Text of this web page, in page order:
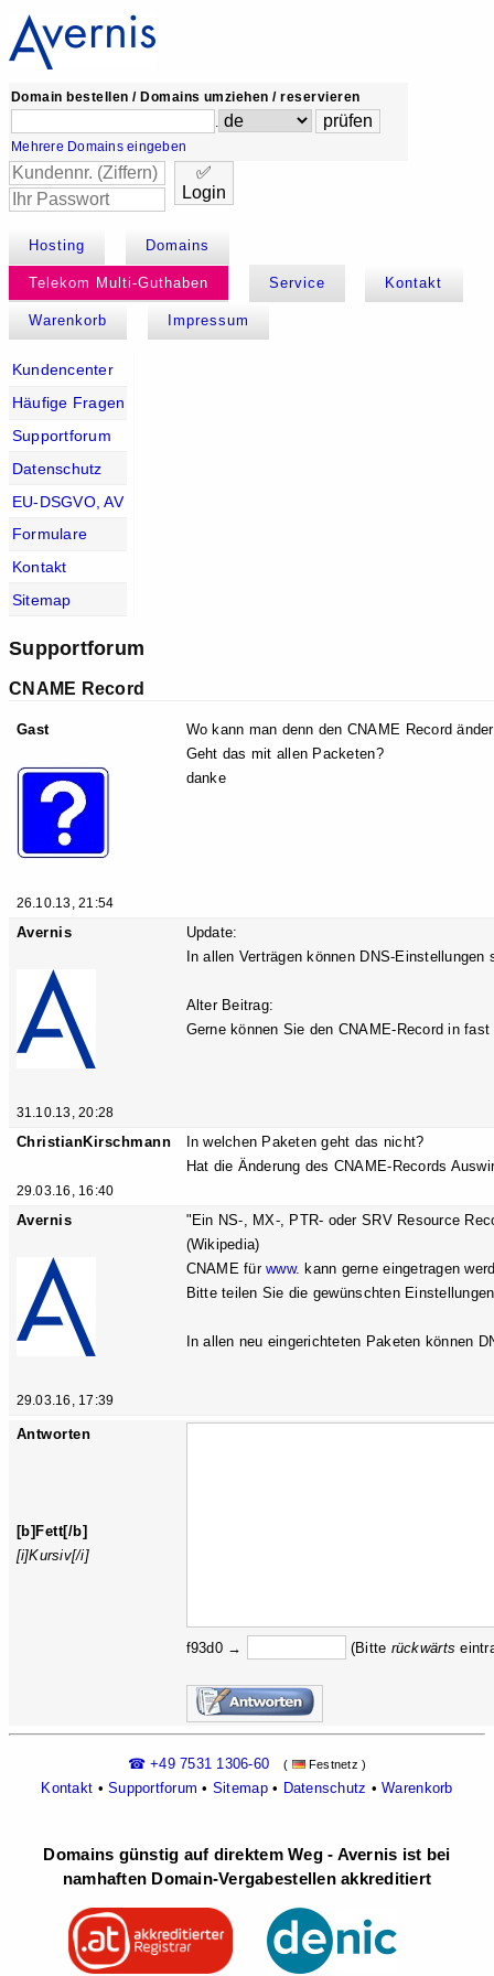
Domain bestellen / Domains umziehen / reservieren
.
Mehrere Domains eingeben
✅
Login
Hosting Domains
Telekom Multi-Guthaben Service Kontakt
Warenkorb Impressum
Kundencenter
Häufige Fragen
Supportforum
Datenschutz
EU-DSGVO, AV
Formulare
Kontakt
Sitemap
Supportforum
CNAME Record
Gast
26.10.13, 21:54
Wo kann man denn den CNAME Record
Geht das mit allen Packeten?
danke
Avernis
31.10.13, 20:28
Update:
In allen Verträgen können DNS-
Alter Beitrag:
Gerne können Sie den CNAME-Record in
ChristianKirschmann
29.03.16, 16:40
In welchen Paketen geht das nicht?
Hat die Änderung des CNAME-Records
Avernis
29.03.16, 17:39
"Ein NS-, MX-, PTR- oder SRV Resource
(Wikipedia)
CNAME fürwww. kann gerne eingetragen
Bitte teilen Sie die gewünschten
In allen neu eingerichteten Paketen können
Antworten
[b]Fett[/b]
[i]Kursiv[/i]
f93d0 → (Bitte rückwärts
☎ +49 7531 1306-60 ( Festnetz )
Kontakt •Supportforum • Sitemap• Datenschutz •Warenkorb
Domains günstig auf direktem Weg - Avernis ist bei
namhaften Domain-Vergabestellen akkreditiert